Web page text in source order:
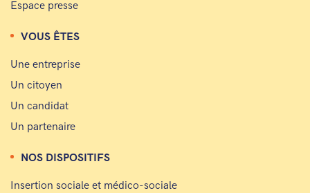
Espace presse
VOUS ÊTES
Une entreprise
Un citoyen
Un candidat
Un partenaire
NOS DISPOSITIFS
Insertion sociale et médico-sociale